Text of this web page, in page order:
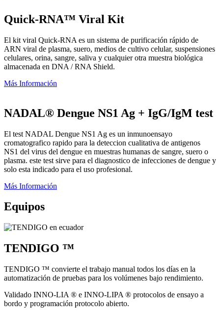
Quick-RNA™ Viral Kit
El kit viral Quick-RNA es un sistema de purificación rápido de
ARN viral de plasma, suero, medios de cultivo celular, suspensiones
celulares, orina, sangre, saliva y cualquier otra muestra biológica
almacenada en DNA / RNA Shield.
Más Información
NADAL® Dengue NS1 Ag + IgG/IgM test
El test NADAL Dengue NS1 Ag es un inmunoensayo
cromatografico rapido para la deteccion cualitativa de antigenos
NS1 del virus del dengue en muestras humanas de sangre, suero o
plasma. este test sirve para el diagnostico de infecciones de dengue y
solo esta indicado para el uso profesional.
Más Información
Equipos
TENDIGO ™
TENDIGO ™ convierte el trabajo manual todos los días en la
automatización de pruebas para los volúmenes bajo rendimiento.
Validado INNO-LIA ® e INNO-LIPA ® protocolos de ensayo a
bordo y programación protocolo abierto.